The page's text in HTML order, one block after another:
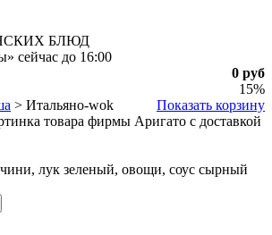
БЛЮД
сейчас до 16:00
0 руб
15%
Показать корзину
> Итальяно-wok
лук зеленый, овощи, соус сырный